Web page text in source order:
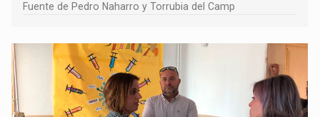
Fuente de Pedro Naharro y Torrubia del Camp